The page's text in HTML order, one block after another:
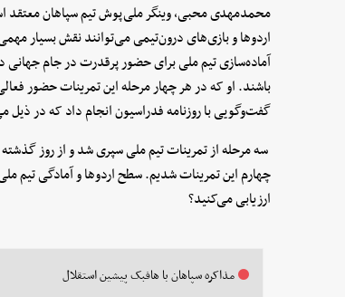
محمدمهدی محبی، وینگر ملی‌پوش تیم سپاهان معتقد
اردوها و بازی‌های درون‌تیمی می‌توانند نقش بسیار
آماده‌سازی تیم ملی برای حضور پرقدرت در جام جهانی
باشند. او که در هر چهار مرحله این تمرینات حضور
گفت‌وگویی با روزنامه فدراسیون انجام داد که در ذیل
سه مرحله از تمرینات تیم ملی سپری شد و از روز گذشته
چهارم این تمرینات شدیم. سطح اردوها و آمادگی تیم
ارزیابی می‌کنید؟
مذاکره سپاهان با هافبک پیشین استقلال